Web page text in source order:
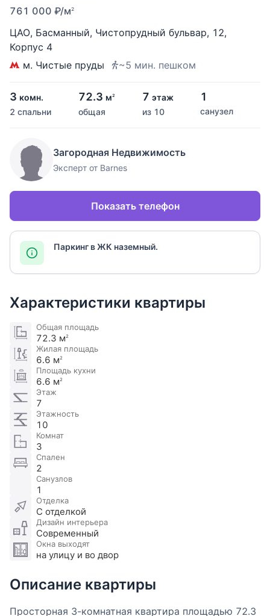
761 000 ₽/м2
ЦАО, Басманный, Чистопрудный бульвар, 12,
Корпус 4
м. Чистые пруды
~5 мин. пешком
3 комн.
2 спальни
72.3 м2
общая
7 этаж
из 10
1
санузел
Загородная Недвижимость
Эксперт от Barnes
Показать телефон
Паркинг в ЖК наземный.
Характеристики квартиры
Общая площадь
72.3 м2
Жилая площадь
6.6 м2
Площадь кухни
6.6 м2
Этаж
7
Этажность
10
Комнат
3
Спален
2
Санузлов
1
Отделка
С отделкой
Дизайн интерьера
Современный
Окна выходят
на улицу и во двор
Описание квартиры
Просторная 3-комнатная квартира площадью 72.3